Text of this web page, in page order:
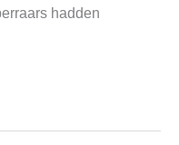
hadden